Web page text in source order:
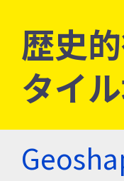
歴史
タイ